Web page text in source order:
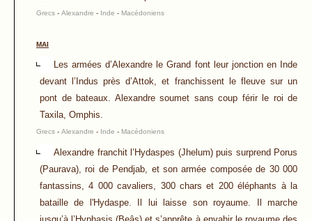
Grecs - Alexandre - Inde - Macédoniens
MAI
Les armées d’Alexandre le Grand font leur jonction en Inde
devant l’Indus près d’Attok, et franchissent le fleuve sur un
pont de bateaux. Alexandre soumet sans coup férir le roi de
Taxila, Omphis.
Grecs - Alexandre - Inde - Macédoniens
Alexandre franchit l’Hydaspes (Jhelum) puis surprend Porus
(Paurava), roi de Pendjab, et son armée composée de 30 000
fantassins, 4 000 cavaliers, 300 chars et 200 éléphants à la
bataille de l'Hydaspe. Il lui laisse son royaume. Il marche